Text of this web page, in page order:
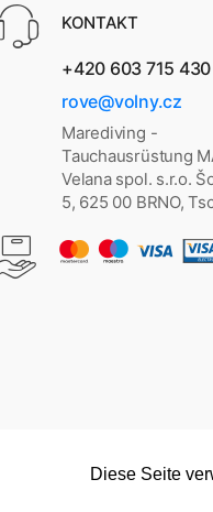
KONTAKT
+420 603 715 430
rove@volny.cz
Marediving -
Tauchausrüstung
Velana spol. s.r.o.
5, 625 00 BRNO,
Diese Seite